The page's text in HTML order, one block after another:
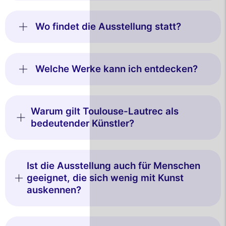
Wo findet die Ausstellung statt?
Welche Werke kann ich entdecken?
Warum gilt Toulouse-Lautrec als
bedeutender Künstler?
Ist die Ausstellung auch für Menschen
geeignet, die sich wenig mit Kunst
auskennen?